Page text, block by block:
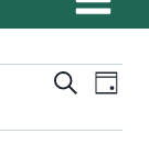
et
Recherche
de
Jour